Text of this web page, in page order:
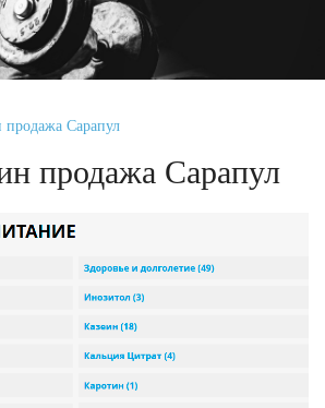
продажа Сарапул
продажа Сарапул